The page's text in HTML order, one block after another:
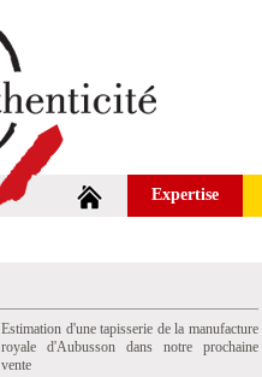
Expertise
Estimation d'une tapisserie de la manufacture
royale d'Aubusson dans notre prochaine
vente